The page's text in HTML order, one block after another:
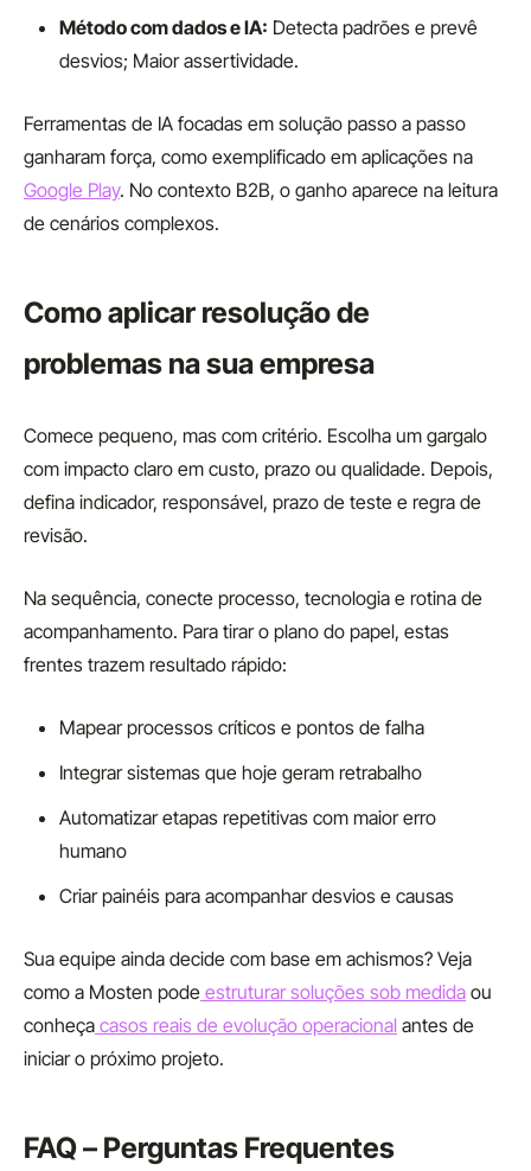
Método com dados e IA: Detecta padrões e prevê
desvios; Maior assertividade.
Ferramentas de IA focadas em solução passo a passo
ganharam força, como exemplificado em aplicações na
Google Play. No contexto B2B, o ganho aparece na leitura
de cenários complexos.
Como aplicar resolução de
problemas na sua empresa
Comece pequeno, mas com critério. Escolha um gargalo
com impacto claro em custo, prazo ou qualidade. Depois,
defina indicador, responsável, prazo de teste e regra de
revisão.
Na sequência, conecte processo, tecnologia e rotina de
acompanhamento. Para tirar o plano do papel, estas
frentes trazem resultado rápido:
Mapear processos críticos e pontos de falha
Integrar sistemas que hoje geram retrabalho
Automatizar etapas repetitivas com maior erro
humano
Criar painéis para acompanhar desvios e causas
Sua equipe ainda decide com base em achismos? Veja
como a Mosten pode estruturar soluções sob medida ou
conheça casos reais de evolução operacional antes de
iniciar o próximo projeto.
FAQ – Perguntas Frequentes